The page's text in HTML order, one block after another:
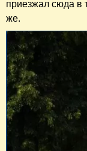
приезжал сюда в
же.